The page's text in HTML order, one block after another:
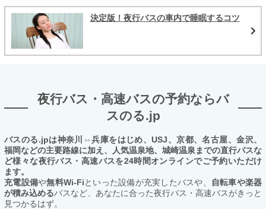
決定版！夜行バスの車内で睡眠するコツ
夜行バス・高速バスの予約ならバ
スのる.jp
バスのる.jpは神奈川⇔兵庫をはじめ、USJ、京都、名古屋、金沢、
福岡などの主要路線に加え、人気温泉地、城崎温泉までの直行バスな
ど様々な夜行バス・高速バスを24時間オンラインでご予約いただけ
ます。
充電設備や無料Wi-Fiといった設備が充実したバスや、
自転車や楽器
が積み込めるバスなど、あなたに合った夜行バス・高速バスがきっと
見つかるはず。